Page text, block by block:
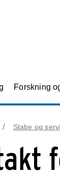
Forskning
Stabe og